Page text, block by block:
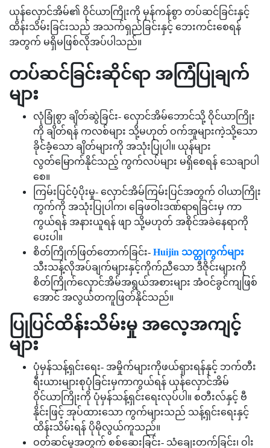
ယုန်လှောင်အိမ်၏ ဝိုင်ယာကြိုးကို မှန်ကန်စွာ တပ်ဆင်ခြင်းနှင့်
ထိန်းသိမ်းခြင်းသည် အသက်ရှည်ခြင်းနှင့် ဘေးကင်းစေရန်
အတွက် မရှိမဖြစ်လိုအပ်ပါသည်။
တပ်ဆင်ခြင်းဆိုင်ရာ အကြံပြုချက်
များ
လုံခြုံစွာ ချိတ်ဆွဲခြင်း- လှောင်အိမ်ဘောင်သို့ ဝိုင်ယာကြိုး
ကို ချိတ်ရန် ကလစ်များ သို့မဟုတ် ဝက်အူများကဲ့သို့သော
ခိုင်ခံ့သော ချိတ်များကို အသုံးပြုပါ။ ယုန်များ
လွတ်မြောက်နိုင်သည့် ကွက်လပ်များ မရှိစေရန် သေချာပါ
စေ။
ကြမ်းပြင်ပံ့ပိုးမှု- လှောင်အိမ်ကြမ်းပြင်အတွက် ဝါယာကြိုး
ကွက်ကို အသုံးပြုပါက၊ ခြေဖဝါးဒဏ်ရာရခြင်းမှ ကာ
ကွယ်ရန် အနားယူရန် ဖျာ သို့မဟုတ် အစိုင်အခဲနေရာကို
ပေးပါ။
စိတ်ကြိုက်ဖြတ်တောက်ခြင်း- Huijin သတ္တုကွက်များ
သီးသန့်လိုအပ်ချက်များနှင့်ကိုက်ညီသော ဒီဇိုင်းများကို
စိတ်ကြိုက်လှောင်အိမ်အရွယ်အစားများ အံဝင်ခွင်ကျဖြစ်
အောင် အလွယ်တကူဖြတ်နိုင်သည်။
ပြုပြင်ထိန်းသိမ်းမှု အလေ့အကျင့်
များ
ပုံမှန်သန့်ရှင်းရေး- အမှိုက်များကိုဖယ်ရှားရန်နှင့် ဘက်တီး
ရီးယားများစုပုံခြင်းမှကာကွယ်ရန် ယုန်လှောင်အိမ်
ဝိုင်ယာကြိုးကို ပုံမှန်သန့်ရှင်းရေးလုပ်ပါ။ စတီးလ်နှင့် ဗီ
နိုင်းဖြင့် အုပ်ထားသော ကွက်များသည် သန့်ရှင်းရေးနှင့်
ထိန်းသိမ်းရန် ပိုမိုလွယ်ကူသည်။
ဝတ်ဆင်မှုအတွက် စစ်ဆေးခြင်း- သံချေးတက်ခြင်း၊ ဝါး